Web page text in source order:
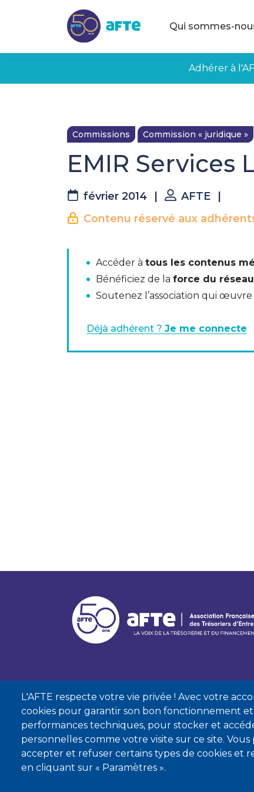
L'AFTE respecte votre vie privée ! Avec votre
cookies pour garantir son bon fonctionnement et
performances techniques, pour stocker et
personnelles comme votre visite sur ce site.
accepter et refuser certains types de cookies et
en cliquant sur « Paramètres ».
Qui sommes-
Adhérer à
Commissions Commission « juridique »
EMIR Services
février 2014 AFTE
Contenu réservé aux
EMIR delegated reporting
agreement
EMIR Services Level Agreement
Accéder à tous les contenus
Bénéficiez de la force du réseau
Soutenez l’association qui
Déjà adhérent ? Je me connecte